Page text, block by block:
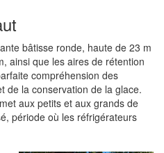
bâtisse ronde, haute de 23 m
ainsi que les aires de rétention
compréhension des
de la conservation de la glace.
aux petits et aux grands de
période où les réfrigérateurs